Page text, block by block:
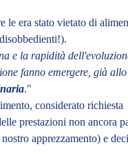
le era stato vietato di
e la rapidità
fanno emergere, già allo
."
considerato richiesta
prestazioni non ancora
apprezzamento) e